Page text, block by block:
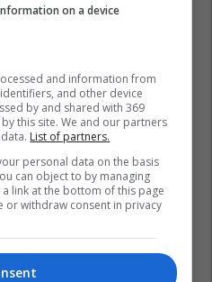
Sms Mashtruese
on a device
and information from
and other device
by and shared with 369
this site. We and our partners
List of partners.
personal data on the basis
can object to by managing
link at the bottom of this page
or withdraw consent in privacy